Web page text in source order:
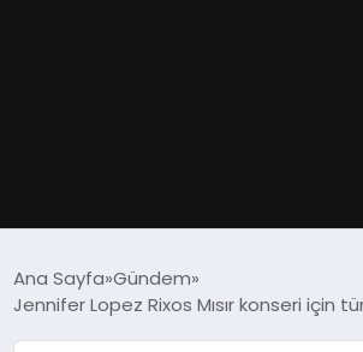
Ana Sayfa Gündem
Jennifer Lopez Rixos Mısır konseri için